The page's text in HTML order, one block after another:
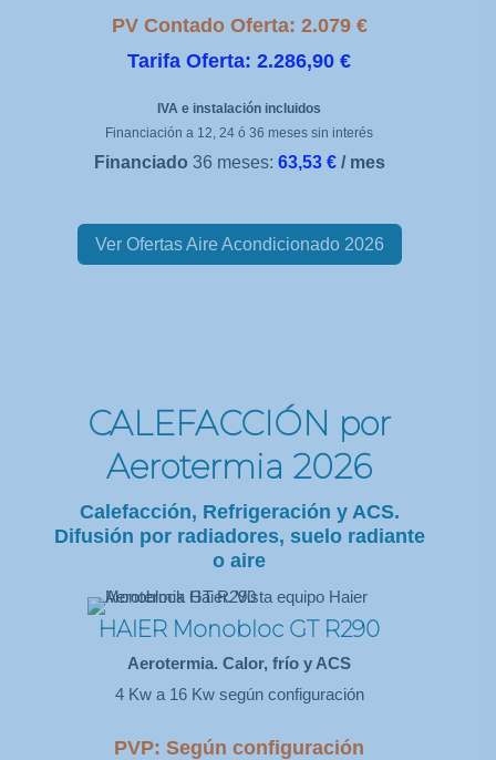
PV Contado Oferta: 2.079 €
Tarifa Oferta: 2.286,90 €
IVA e instalación incluidos
Financiación a 12, 24 ó 36 meses sin interés
Financiado 36 meses: 63,53 €/ mes
Ver Ofertas Aire Acondicionado 2026
CALEFACCIÓN por
Aerotermia 2026
Calefacción, Refrigeración y ACS.
Difusión por radiadores, suelo radiante
o aire
HAIER Monobloc GT R290
Aerotermia. Calor, frío y ACS
4 Kw a 16 Kw según configuración
PVP: Según configuración